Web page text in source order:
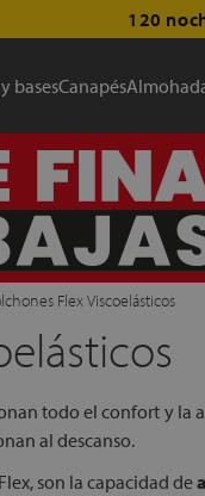
120
basesCanapés
Flex Viscoelásticos
todo el confort y la
al descanso.
son la capacidad de